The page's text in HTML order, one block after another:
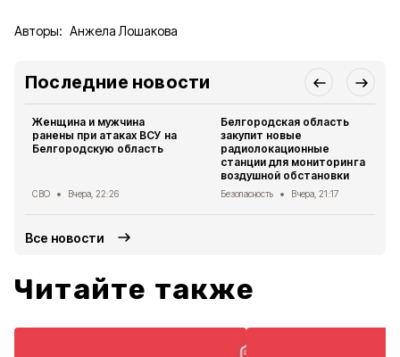
Авторы: Анжела Лошакова
Последние новости
Женщина и мужчина
ранены при атаках ВСУ на
Белгородскую область
СВО Вчера, 22:26
Белгородская область
закупит новые
радиолокационные
станции для мониторинга
воздушной обстановки
Безопасность Вчера, 21:17
Все новости
Читайте также